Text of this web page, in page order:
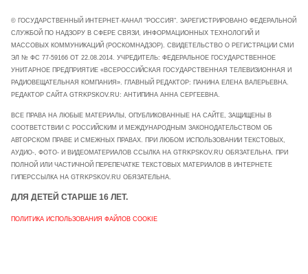
© ГОСУДАРСТВЕННЫЙ ИНТЕРНЕТ-КАНАЛ "РОССИЯ". ЗАРЕГИСТРИРОВАНО ФЕДЕРАЛЬНОЙ
СЛУЖБОЙ ПО НАДЗОРУ В СФЕРЕ СВЯЗИ, ИНФОРМАЦИОННЫХ ТЕХНОЛОГИЙ И
МАССОВЫХ КОММУНИКАЦИЙ (РОСКОМНАДЗОР). СВИДЕТЕЛЬСТВО О РЕГИСТРАЦИИ СМИ
ЭЛ № ФС 77-59166 ОТ 22.08.2014. УЧРЕДИТЕЛЬ: ФЕДЕРАЛЬНОЕ ГОСУДАРСТВЕННОЕ
УНИТАРНОЕ ПРЕДПРИЯТИЕ «ВСЕРОССИЙСКАЯ ГОСУДАРСТВЕННАЯ ТЕЛЕВИЗИОННАЯ И
РАДИОВЕЩАТЕЛЬНАЯ КОМПАНИЯ». ГЛАВНЫЙ РЕДАКТОР: ПАНИНА ЕЛЕНА ВАЛЕРЬЕВНА.
РЕДАКТОР САЙТА GTRKPSKOV.RU: АНТИПИНА АННА СЕРГЕЕВНА.
ВСЕ ПРАВА НА ЛЮБЫЕ МАТЕРИАЛЫ, ОПУБЛИКОВАННЫЕ НА САЙТЕ, ЗАЩИЩЕНЫ В
СООТВЕТСТВИИ С РОССИЙСКИМ И МЕЖДУНАРОДНЫМ ЗАКОНОДАТЕЛЬСТВОМ ОБ
АВТОРСКОМ ПРАВЕ И СМЕЖНЫХ ПРАВАХ. ПРИ ЛЮБОМ ИСПОЛЬЗОВАНИИ ТЕКСТОВЫХ,
АУДИО-, ФОТО- И ВИДЕОМАТЕРИАЛОВ ССЫЛКА НА GTRKPSKOV.RU ОБЯЗАТЕЛЬНА. ПРИ
ПОЛНОЙ ИЛИ ЧАСТИЧНОЙ ПЕРЕПЕЧАТКЕ ТЕКСТОВЫХ МАТЕРИАЛОВ В ИНТЕРНЕТЕ
ГИПЕРССЫЛКА НА GTRKPSKOV.RU ОБЯЗАТЕЛЬНА.
ДЛЯ ДЕТЕЙ СТАРШЕ 16 ЛЕТ.
ПОЛИТИКА ИСПОЛЬЗОВАНИЯ ФАЙЛОВ COOKIE